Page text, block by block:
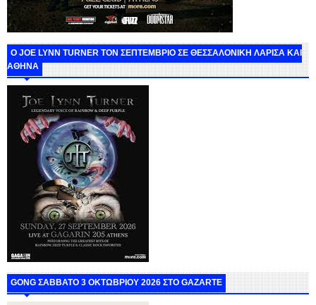
O JOE LYNN TURNER ΤΟΝ ΣΕΠΤΕΜΒΡΙΟ ΣΕ ΘΕΣΣΑΛΟΝΙΚΗ ΛΑΡΙΣΑ ΚΑΙ
ΑΘΗΝΑ
GONG ΣΑΒΒΑΤΟ 3 ΟΚΤΩΒΡΙΟΥ 2026 ΣΤΟ GAZARTE